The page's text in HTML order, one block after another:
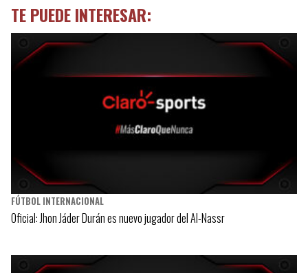
TE PUEDE INTERESAR:
FÚTBOL INTERNACIONAL
Oficial: Jhon Jáder Durán es nuevo jugador del Al-Nassr